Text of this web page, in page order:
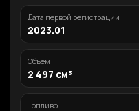
Дата первой регистрации
2023.01
Объём
2 497 см³
Топливо